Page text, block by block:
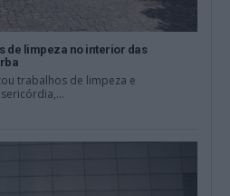
de limpeza no interior das
trabalhos de limpeza e